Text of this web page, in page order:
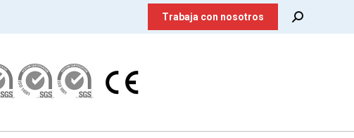
Trabaja con nosotros Search: